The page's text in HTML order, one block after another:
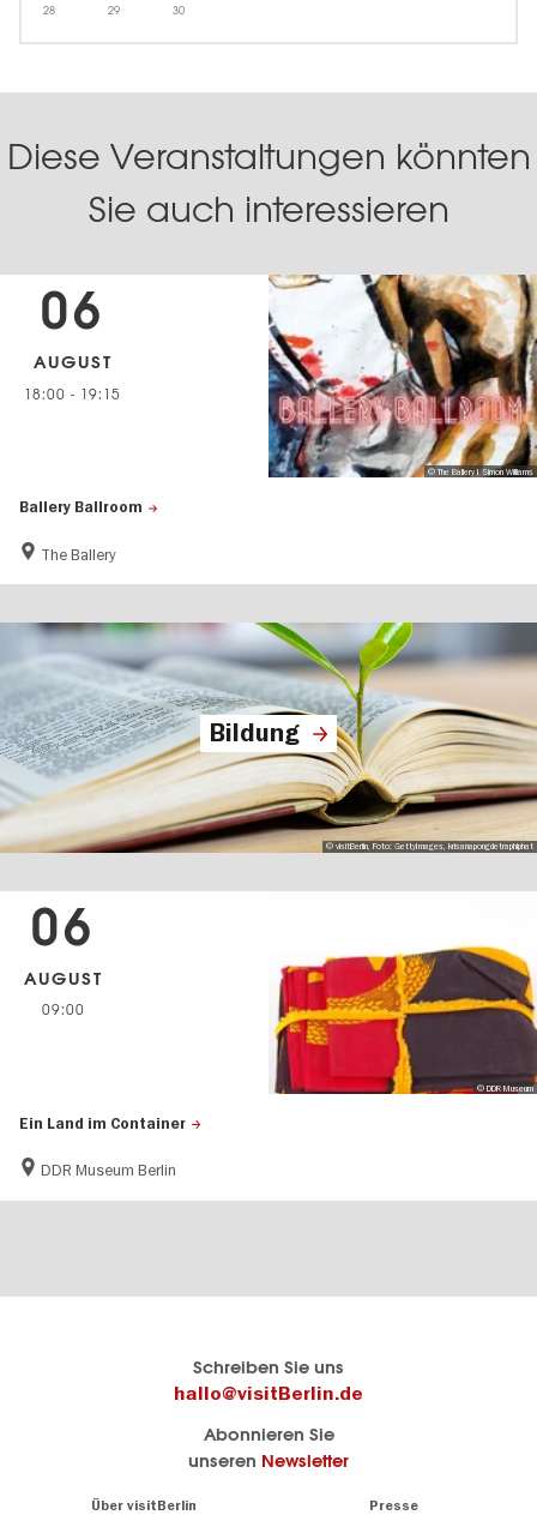
28 29 30
Diese Veranstaltungen könnten
Sie auch interessieren
Ballery Ballroom
The Ballery
06
AUGUST
18:00 - 19:15
© The Ballery I Simon Williams
Bildung
© visitBerlin, Foto: GettyImages, krisanapongdetraphiphat
Ein Land im Container
DDR Museum Berlin
06
AUGUST
09:00
© DDR Museum
Schreiben Sie uns
hallo@visitBerlin.de
Abonnieren Sie
unseren Newsletter
Über visitBerlin Presse
sind